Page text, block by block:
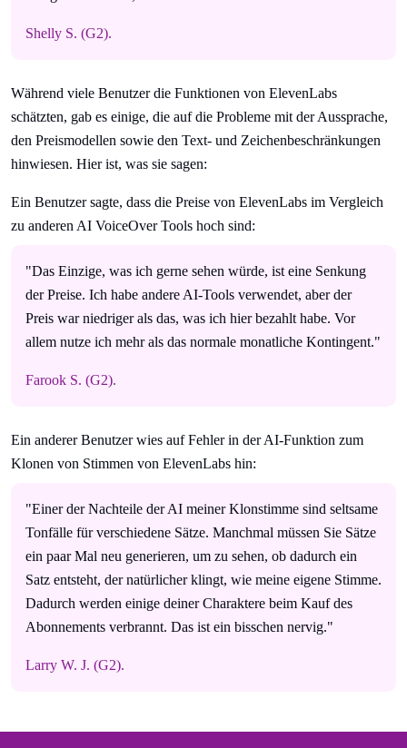
Shelly S. (G2).
Während viele Benutzer die Funktionen von ElevenLabs
schätzten, gab es einige, die auf die Probleme mit der Aussprache,
den Preismodellen sowie den Text- und Zeichenbeschränkungen
hinwiesen. Hier ist, was sie sagen:
Ein Benutzer sagte, dass die Preise von ElevenLabs im Vergleich
zu anderen AI VoiceOver Tools hoch sind:
"Das Einzige, was ich gerne sehen würde, ist eine Senkung
der Preise. Ich habe andere AI-Tools verwendet, aber der
Preis war niedriger als das, was ich hier bezahlt habe. Vor
allem nutze ich mehr als das normale monatliche Kontingent."
Farook S. (G2).
Ein anderer Benutzer wies auf Fehler in der AI-Funktion zum
Klonen von Stimmen von ElevenLabs hin:
"Einer der Nachteile der AI meiner Klonstimme sind seltsame
Tonfälle für verschiedene Sätze. Manchmal müssen Sie Sätze
ein paar Mal neu generieren, um zu sehen, ob dadurch ein
Satz entsteht, der natürlicher klingt, wie meine eigene Stimme.
Dadurch werden einige deiner Charaktere beim Kauf des
Abonnements verbrannt. Das ist ein bisschen nervig."
Larry W. J. (G2).